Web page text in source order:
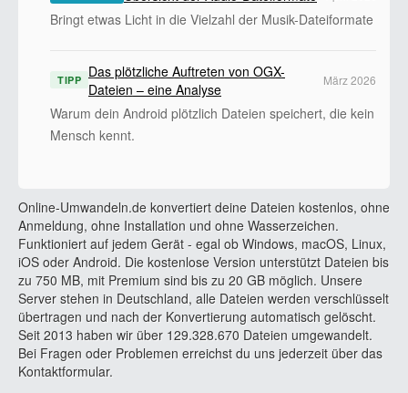
Bringt etwas Licht in die Vielzahl der Musik-Dateiformate
TIPP Das plötzliche Auftreten von OGX-
Dateien – eine Analyse
März 2026
Warum dein Android plötzlich Dateien speichert, die kein
Mensch kennt.
Online-Umwandeln.de konvertiert deine Dateien kostenlos, ohne
Anmeldung, ohne Installation und ohne Wasserzeichen.
Funktioniert auf jedem Gerät - egal ob Windows, macOS, Linux,
iOS oder Android. Die kostenlose Version unterstützt Dateien bis
zu 750 MB, mit Premium sind bis zu 20 GB möglich. Unsere
Server stehen in Deutschland, alle Dateien werden verschlüsselt
übertragen und nach der Konvertierung automatisch gelöscht.
Seit 2013 haben wir über 129.328.670 Dateien umgewandelt.
Bei Fragen oder Problemen erreichst du uns jederzeit über das
Kontaktformular.